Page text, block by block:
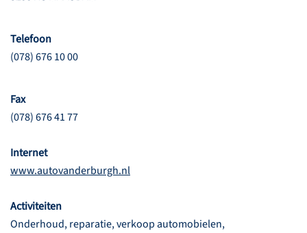
Telefoon
(078) 676 10 00
Fax
(078) 676 41 77
Internet
www.autovanderburgh.nl
Activiteiten
Onderhoud, reparatie, verkoop automobielen,